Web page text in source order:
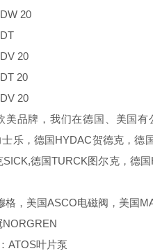
20
20
20
20
美品牌，我们在德国、美国
乐，德国HYDAC贺德克，德
SICK,德国TURCK图尔克，德
格，美国ASCO电磁阀，美国
ATOS叶片泵